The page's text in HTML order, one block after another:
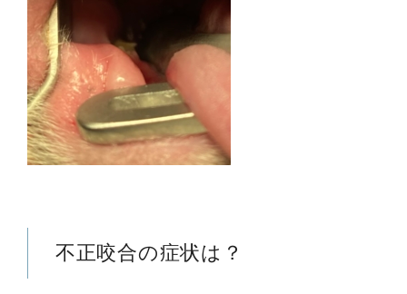
不正咬合の症状は？